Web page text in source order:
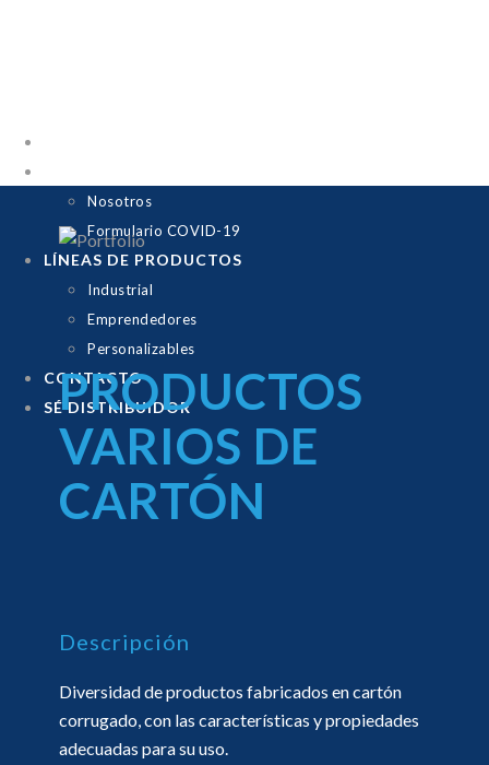
Nosotros
Formulario COVID-19
LÍNEAS DE PRODUCTOS
Industrial
Emprendedores
Personalizables
CONTACTO
SÉ DISTRIBUIDOR
PRODUCTOS
VARIOS DE
CARTÓN
Descripción
Diversidad de productos fabricados en cartón
corrugado, con las características y propiedades
adecuadas para su uso.